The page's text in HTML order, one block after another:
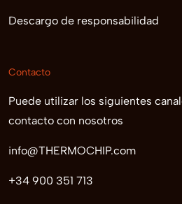
Descargo de responsabilidad
Contacto
Puede utilizar los siguientes
contacto con nosotros
info@THERMOCHIP.com
+34 900 351 713